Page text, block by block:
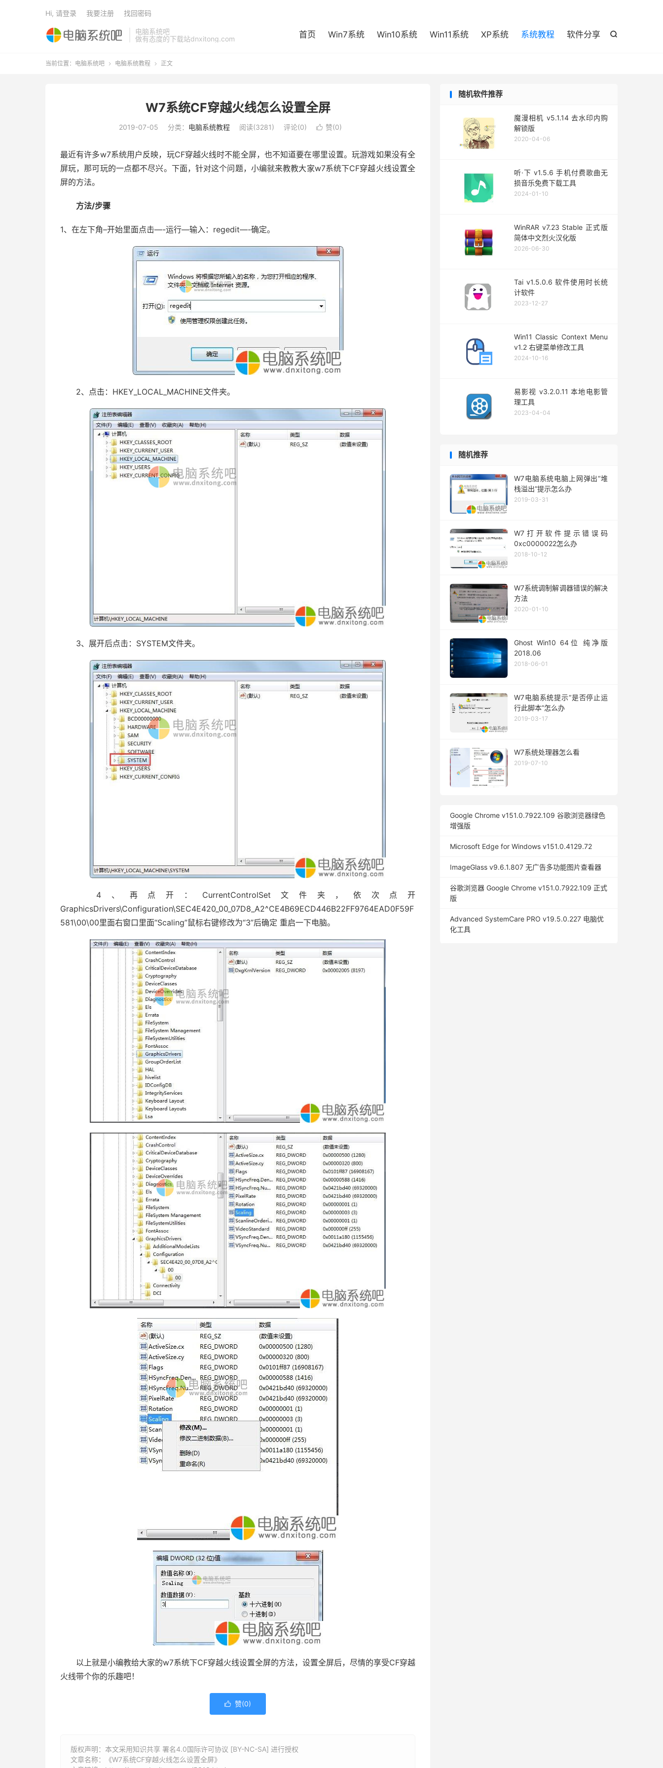
电脑系统吧
做有态度的下载站dnxitong.com

首页 Win7系统 Win10系统 Win11系统 XP系统 系统教程 软件分享
Hi, 请登录 我要注册 找回密码
当前位置： 电脑系统吧  电脑系统教程  正文
W7系统CF穿越火线怎么设置全屏
2019-07-05 分类： 电脑系统教程 阅读(3281) 评论(0)  赞(0)
最近有许多w7系统用户反映，玩CF穿越火线时不能全屏，也不知道要在哪里设置。玩游戏如果没有全
屏玩，那可玩的一点都不尽兴。下面，针对这个问题，小编就来教教大家w7系统下CF穿越火线设置全
屏的方法。
方法/步骤
1、在左下角–开始里面点击—-运行—输入：regedit—-确定。
2、点击：HKEY_LOCAL_MACHINE文件夹。
3、展开后点击：SYSTEM文件夹。
4、再点开：CurrentControlSet文件夹，依次点开
GraphicsDrivers\Configuration\SEC4E420_00_07D8_A2^CE4B69ECD446B22FF9764EAD0F59F
581\00\00里面右窗口里面“Scaling”鼠标右键修改为“3”后确定 重启一下电脑。
以上就是小编教给大家的w7系统下CF穿越火线设置全屏的方法，设置全屏后，尽情的享受CF穿越
火线带个你的乐趣吧！
 赞(0)
版权声明：本文采用知识共享 署名4.0国际许可协议 [BY-NC-SA] 进行授权
文章名称：《W7系统CF穿越火线怎么设置全屏》
随机软件推荐
魔漫相机 v5.1.14 去水印内购
解锁版
2020-04-06
听·下 v1.5.6 手机付费歌曲无
损音乐免费下载工具
2024-01-10
WinRAR v7.23 Stable 正式版
简体中文烈火汉化版
2026-06-30
Tai v1.5.0.6 软件使用时长统
计软件
2023-12-27
Win11 Classic Context Menu
v1.2 右键菜单修改工具
2024-10-16
易影视 v3.2.0.11 本地电影管
理工具
2023-04-04
随机推荐
W7电脑系统电脑上网弹出“堆
栈溢出”提示怎么办
2019-03-31
W7打开软件提示错误码
0xc0000022怎么办
2018-10-12
W7系统调制解调器错误的解决
方法
2020-01-10
Ghost Win10 64位 纯净版
2018.06
2018-06-01
W7电脑系统提示“是否停止运
行此脚本”怎么办
2019-03-17
W7系统处理器怎么看
2019-07-10
Google Chrome v151.0.7922.109 谷歌浏览器绿色
增强版
Microsoft Edge for Windows v151.0.4129.72
ImageGlass v9.6.1.807 无广告多功能图片查看器
谷歌浏览器 Google Chrome v151.0.7922.109 正式
版
Advanced SystemCare PRO v19.5.0.227 电脑优
化工具